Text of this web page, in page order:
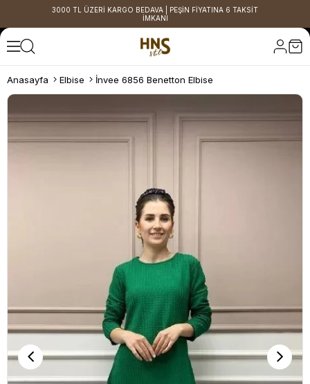
3000 TL ÜZERİ KARGO BEDAVA | PEŞİN FİYATINA 6 TAKSİT
İMKANI
Anasayfa Elbise İnvee 6856 Benetton Elbise